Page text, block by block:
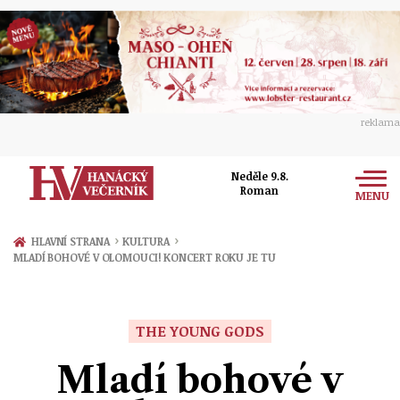
reklama
Neděle 9.8.
Roman
MENU
Zprávy
Přerov
Ekonomika
Ženy
Sport
HLAVNÍ STRANA › KULTURA ›
MLADÍ BOHOVÉ V OLOMOUCI! KONCERT ROKU JE TU
THE YOUNG GODS
Mladí bohové v